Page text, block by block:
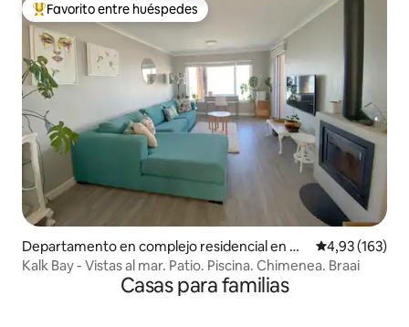
Favorito entre los huéspedes más destacados
Favorito entre huéspedes
Departamento en complejo residencial en Ci
udad del Cabo
Calificación
4,93 (163)
Kalk Bay - Vistas al mar. Patio. Piscina. Chimenea. Braai
Casas para familias